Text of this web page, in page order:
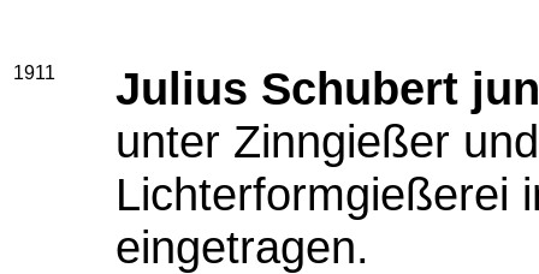
1911
Julius Schubert
unter Zinngießer
Lichterformgießerei
eingetragen.